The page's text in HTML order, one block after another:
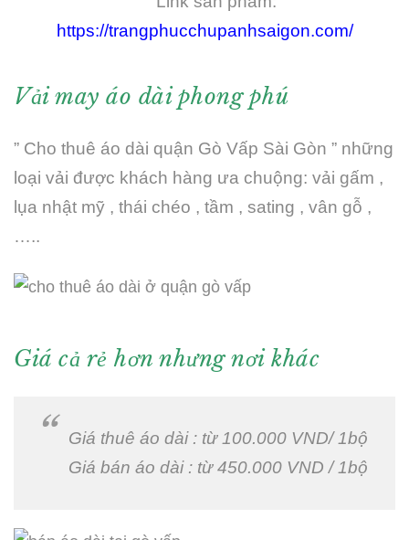
https://trangphucchupanhsaigon.com/
Vải may áo dài phong phú
” Cho thuê áo dài quận Gò Vấp Sài Gòn ” những
loại vải được khách hàng ưa chuộng: vải gấm ,
lụa nhật mỹ , thái chéo , tầm , sating , vân gỗ ,
…..
Giá cả rẻ hơn nhưng nơi khác
Giá thuê áo dài : từ 100.000 VND/ 1bộ
Giá bán áo dài : từ 450.000 VND / 1bộ